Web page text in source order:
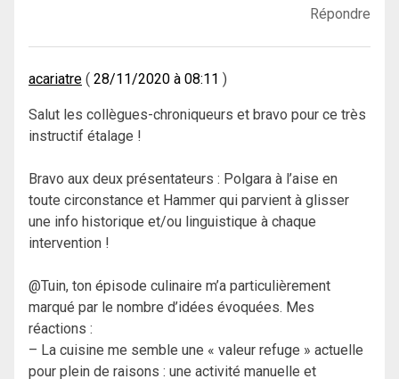
Répondre
acariatre 28/11/2020 à 08:11
Salut les collègues-chroniqueurs et bravo pour ce très
instructif étalage !
Bravo aux deux présentateurs : Polgara à l’aise en
toute circonstance et Hammer qui parvient à glisser
une info historique et/ou linguistique à chaque
intervention !
@Tuin, ton épisode culinaire m’a particulièrement
marqué par le nombre d’idées évoquées. Mes
réactions :
– La cuisine me semble une « valeur refuge » actuelle
pour plein de raisons : une activité manuelle et